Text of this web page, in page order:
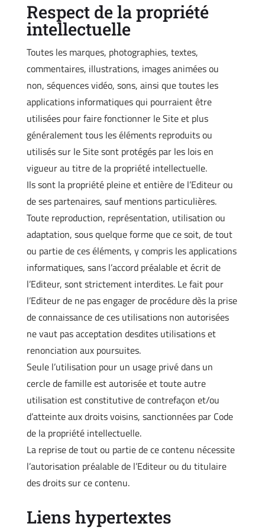
Respect de la propriété
intellectuelle
Toutes les marques, photographies, textes,
commentaires, illustrations, images animées ou
non, séquences vidéo, sons, ainsi que toutes les
applications informatiques qui pourraient être
utilisées pour faire fonctionner le Site et plus
généralement tous les éléments reproduits ou
utilisés sur le Site sont protégés par les lois en
vigueur au titre de la propriété intellectuelle.
Ils sont la propriété pleine et entière de l’Editeur ou
de ses partenaires, sauf mentions particulières.
Toute reproduction, représentation, utilisation ou
adaptation, sous quelque forme que ce soit, de tout
ou partie de ces éléments, y compris les applications
informatiques, sans l’accord préalable et écrit de
l’Editeur, sont strictement interdites. Le fait pour
l’Editeur de ne pas engager de procédure dès la prise
de connaissance de ces utilisations non autorisées
ne vaut pas acceptation desdites utilisations et
renonciation aux poursuites.
Seule l’utilisation pour un usage privé dans un
cercle de famille est autorisée et toute autre
utilisation est constitutive de contrefaçon et/ou
d’atteinte aux droits voisins, sanctionnées par Code
de la propriété intellectuelle.
La reprise de tout ou partie de ce contenu nécessite
l’autorisation préalable de l’Editeur ou du titulaire
des droits sur ce contenu.
Liens hypertextes